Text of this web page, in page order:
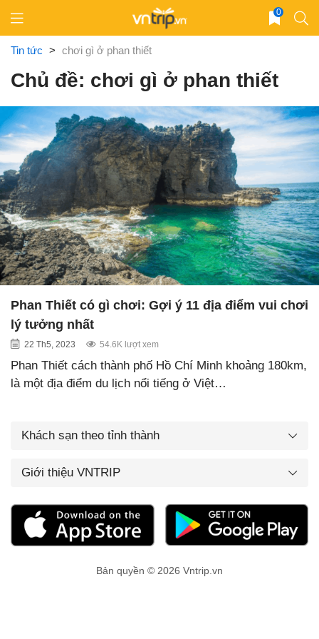
content
0
Tin tức > chơi gì ở phan thiết
Chủ đề: chơi gì ở phan thiết
Phan Thiết có gì chơi: Gợi ý 11 địa điểm vui chơi
lý tưởng nhất
22 Th5, 2023 54.6K lượt xem
Phan Thiết cách thành phố Hồ Chí Minh khoảng 180km,
là một địa điểm du lịch nổi tiếng ở Việt…
Khách sạn theo tỉnh thành
Giới thiệu VNTRIP
Bản quyền © 2026 Vntrip.vn